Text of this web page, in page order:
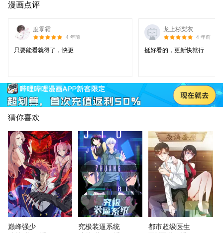
漫画点评
度零霜
4 年前
只要能看就得了，快更
龙上杉梨衣
4 年前
挺好看的，更新快就行
猜你喜欢
巅峰强少 究极装逼系统 都市超级医生